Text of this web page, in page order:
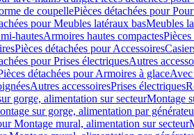
de coupellePièces détachées pour
pour Meubles latéraux basMeubles
hautesArmoires hautes compactes
Pièces détachées pour Accessoires
pour Prises électriquesAutres
détachées pour Armoires à glace
Autres accessoiresPrises électriques
gorge, alimentation sur secteurMontage
sur gorge, alimentation par
Montage mural, alimentation sur secteur